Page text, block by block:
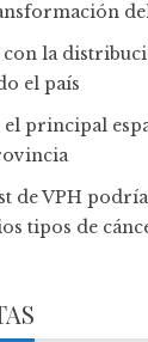
la
el país
el principal
de VPH
tipos de